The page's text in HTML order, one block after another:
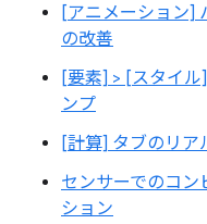
[アニメーション]
の改善
[要素] > [スタイ
ンプ
[計算] タブのリア
センサーでのコン
ション